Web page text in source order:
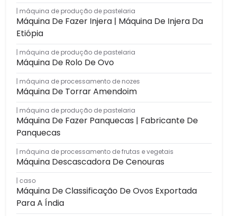
máquina de produção de pastelaria
Máquina De Fazer Injera | Máquina De Injera Da
Etiópia
máquina de produção de pastelaria
Máquina De Rolo De Ovo
máquina de processamento de nozes
Máquina De Torrar Amendoim
máquina de produção de pastelaria
Máquina De Fazer Panquecas | Fabricante De
Panquecas
máquina de processamento de frutas e vegetais
Máquina Descascadora De Cenouras
caso
Máquina De Classificação De Ovos Exportada
Para A Índia